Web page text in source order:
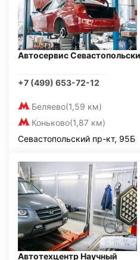
Автосервис
+7 (499) 653-72-12
Беляево(1,59 км)
Коньково(1,87 км)
Севастопольский пр-кт, 95Б
Автотехцентр Научный